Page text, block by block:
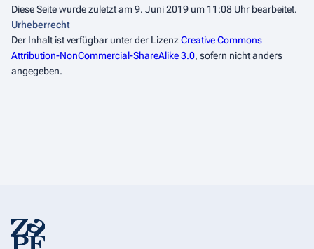
Diese Seite wurde zuletzt am 9. Juni 2019 um 11:08 Uhr bearbeitet.
Urheberrecht
Der Inhalt ist verfügbar unter der LizenzCreative Commons
Attribution-NonCommercial-ShareAlike 3.0, sofern nicht anders
angegeben.